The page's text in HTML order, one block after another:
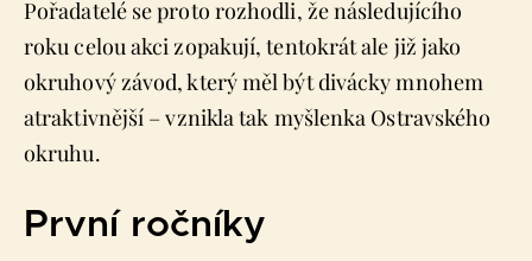
Pořadatelé se proto rozhodli, že následujícího
roku celou akci zopakují, tentokrát ale již jako
okruhový závod, který měl být divácky mnohem
atraktivnější – vznikla tak myšlenka Ostravského
okruhu.
První ročníky